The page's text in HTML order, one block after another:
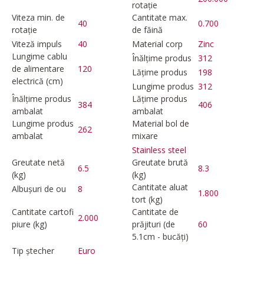
rotație
Viteza min. de
rotație
40
Cantitate max.
de făină
0.700
Viteză impuls
40 Material corp
Zinc
Lungime cablu
de alimentare
electrică (cm)
120
Înălțime produs
312
Lățime produs
198
Lungime produs 312
Înălțime produs
ambalat
384
Lățime produs
ambalat
406
Lungime produs
ambalat
262
Material bol de
mixare
Stainless steel
Greutate netă
(kg)
6.5
Greutate brută
(kg)
8.3
Albușuri de ou
8
Cantitate aluat
tort (kg)
1.800
Cantitate cartofi
piure (kg)
2.000
Cantitate de
prăjituri (de
5.1cm - bucăți)
60
Tip ștecher Euro